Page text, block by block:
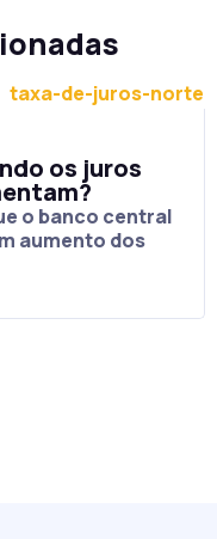
os juros
o banco central
aumento dos